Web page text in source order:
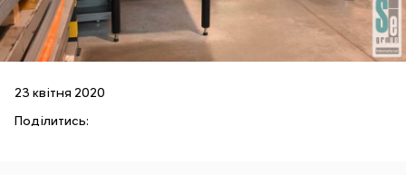
23 квітня 2020
Поділитись: